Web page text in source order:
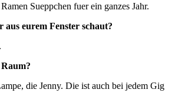
Sueppchen fuer ein ganzes Jahr.
aus eurem Fenster schaut?
die Jenny. Die ist auch bei jedem Gig